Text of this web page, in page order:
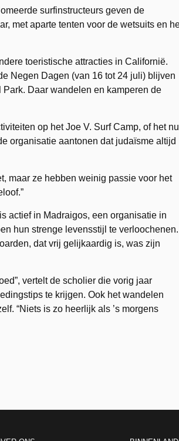
surfinstructeurs geven de
met aparte tenten voor de wetsuits en
toeristische attracties in Californië.
Negen Dagen (van 16 tot 24 juli) blijven
Daar wandelen en kamperen de
op het Joe V. Surf Camp, of het nu
organisatie aantonen dat judaïsme altijd
maar ze hebben weinig passie voor het
actief in Madraigos, een organisatie in
hun strenge levensstijl te verloochenen.
dat vrij gelijkaardig is, was zijn
vertelt de scholier die vorig jaar
te krijgen. Ook het wandelen
“Niets is zo heerlijk als ’s morgens